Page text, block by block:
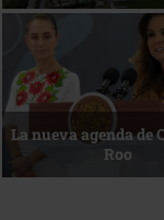
Reconocimiento de